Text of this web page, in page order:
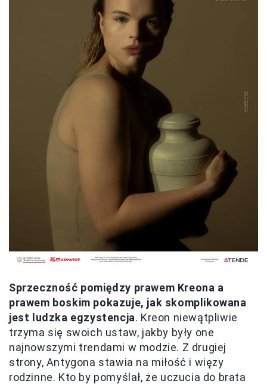
Sprzeczność pomiędzy prawem Kreona a
prawem boskim pokazuje, jak skomplikowana
jest ludzka egzystencja. Kreon niewątpliwie
trzyma się swoich ustaw, jakby były one
najnowszymi trendami w modzie. Z drugiej
strony, Antygona stawia na miłość i więzy
rodzinne. Kto by pomyślał, że uczucia do brata